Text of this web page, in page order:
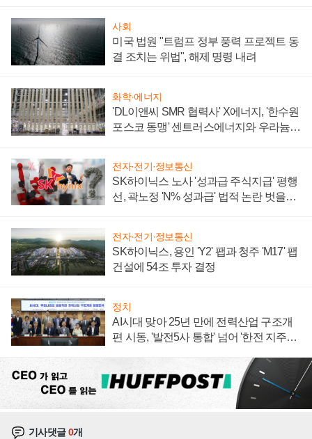
사회
미국 법원 "트럼프 정부 풍력 프로젝트 동
결 조치는 위법", 해제 명령 내려
화학·에너지
'DL이앤씨 SMR 협력사' X에너지, '한수원
포스코 동맹' 센트러스에너지와 우라늄
전자·전기·정보통신
SK하이닉스 노사 '성과급 주식지급' 평행
선, 곽노정 'N% 성과급' 법적 논란 벗을지
전자·전기·정보통신
SK하이닉스, 용인 'Y2' 팹과 청주 'M17' 팹
건설에 54조 투자 결정
정치
AI시대 맞아 25년 만에 전력산업 구조개
편 시동, '발전5사 통합' 넘어 '한전 지주사'
기사댓글0개